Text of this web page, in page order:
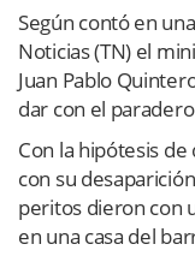
Según contó en
Noticias (TN) el
Juan Pablo
dar con el
Con la hipótesis
con su
peritos dieron con
en una casa del